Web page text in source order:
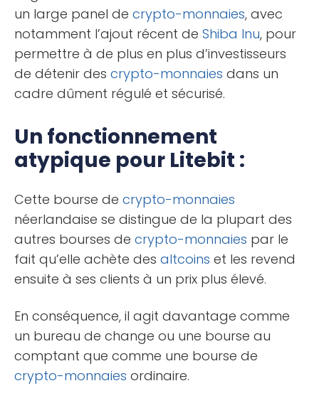
un large panel de crypto-monnaies, avec
notamment l’ajout récent de Shiba Inu, pour
permettre à de plus en plus d’investisseurs
de détenir des crypto-monnaies dans un
cadre dûment régulé et sécurisé.
Un fonctionnement
atypique pour Litebit :
Cette bourse de crypto-monnaies
néerlandaise se distingue de la plupart des
autres bourses de crypto-monnaies par le
fait qu’elle achète des altcoins et les revend
ensuite à ses clients à un prix plus élevé.
En conséquence, il agit davantage comme
un bureau de change ou une bourse au
comptant que comme une bourse de
crypto-monnaies ordinaire.